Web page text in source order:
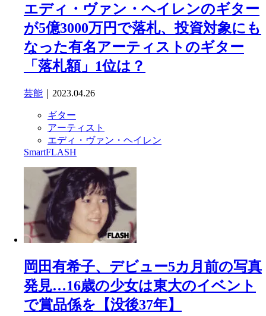
エディ・ヴァン・ヘイレンのギター
が5億3000万円で落札、投資対象にも
なった有名アーティストのギター
「落札額」1位は？
芸能 ｜2023.04.26
ギター
アーティスト
エディ・ヴァン・ヘイレン
SmartFLASH
岡田有希子、デビュー5カ月前の写真
発見…16歳の少女は東大のイベント
で賞品係を【没後37年】